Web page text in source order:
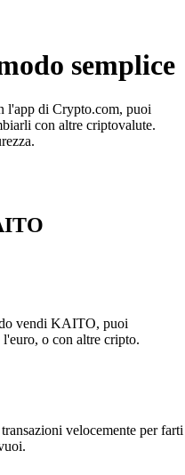
semplice
l'app di Crypto.com, puoi
con altre criptovalute.
vendi KAITO, puoi
o con altre cripto.
velocemente per farti